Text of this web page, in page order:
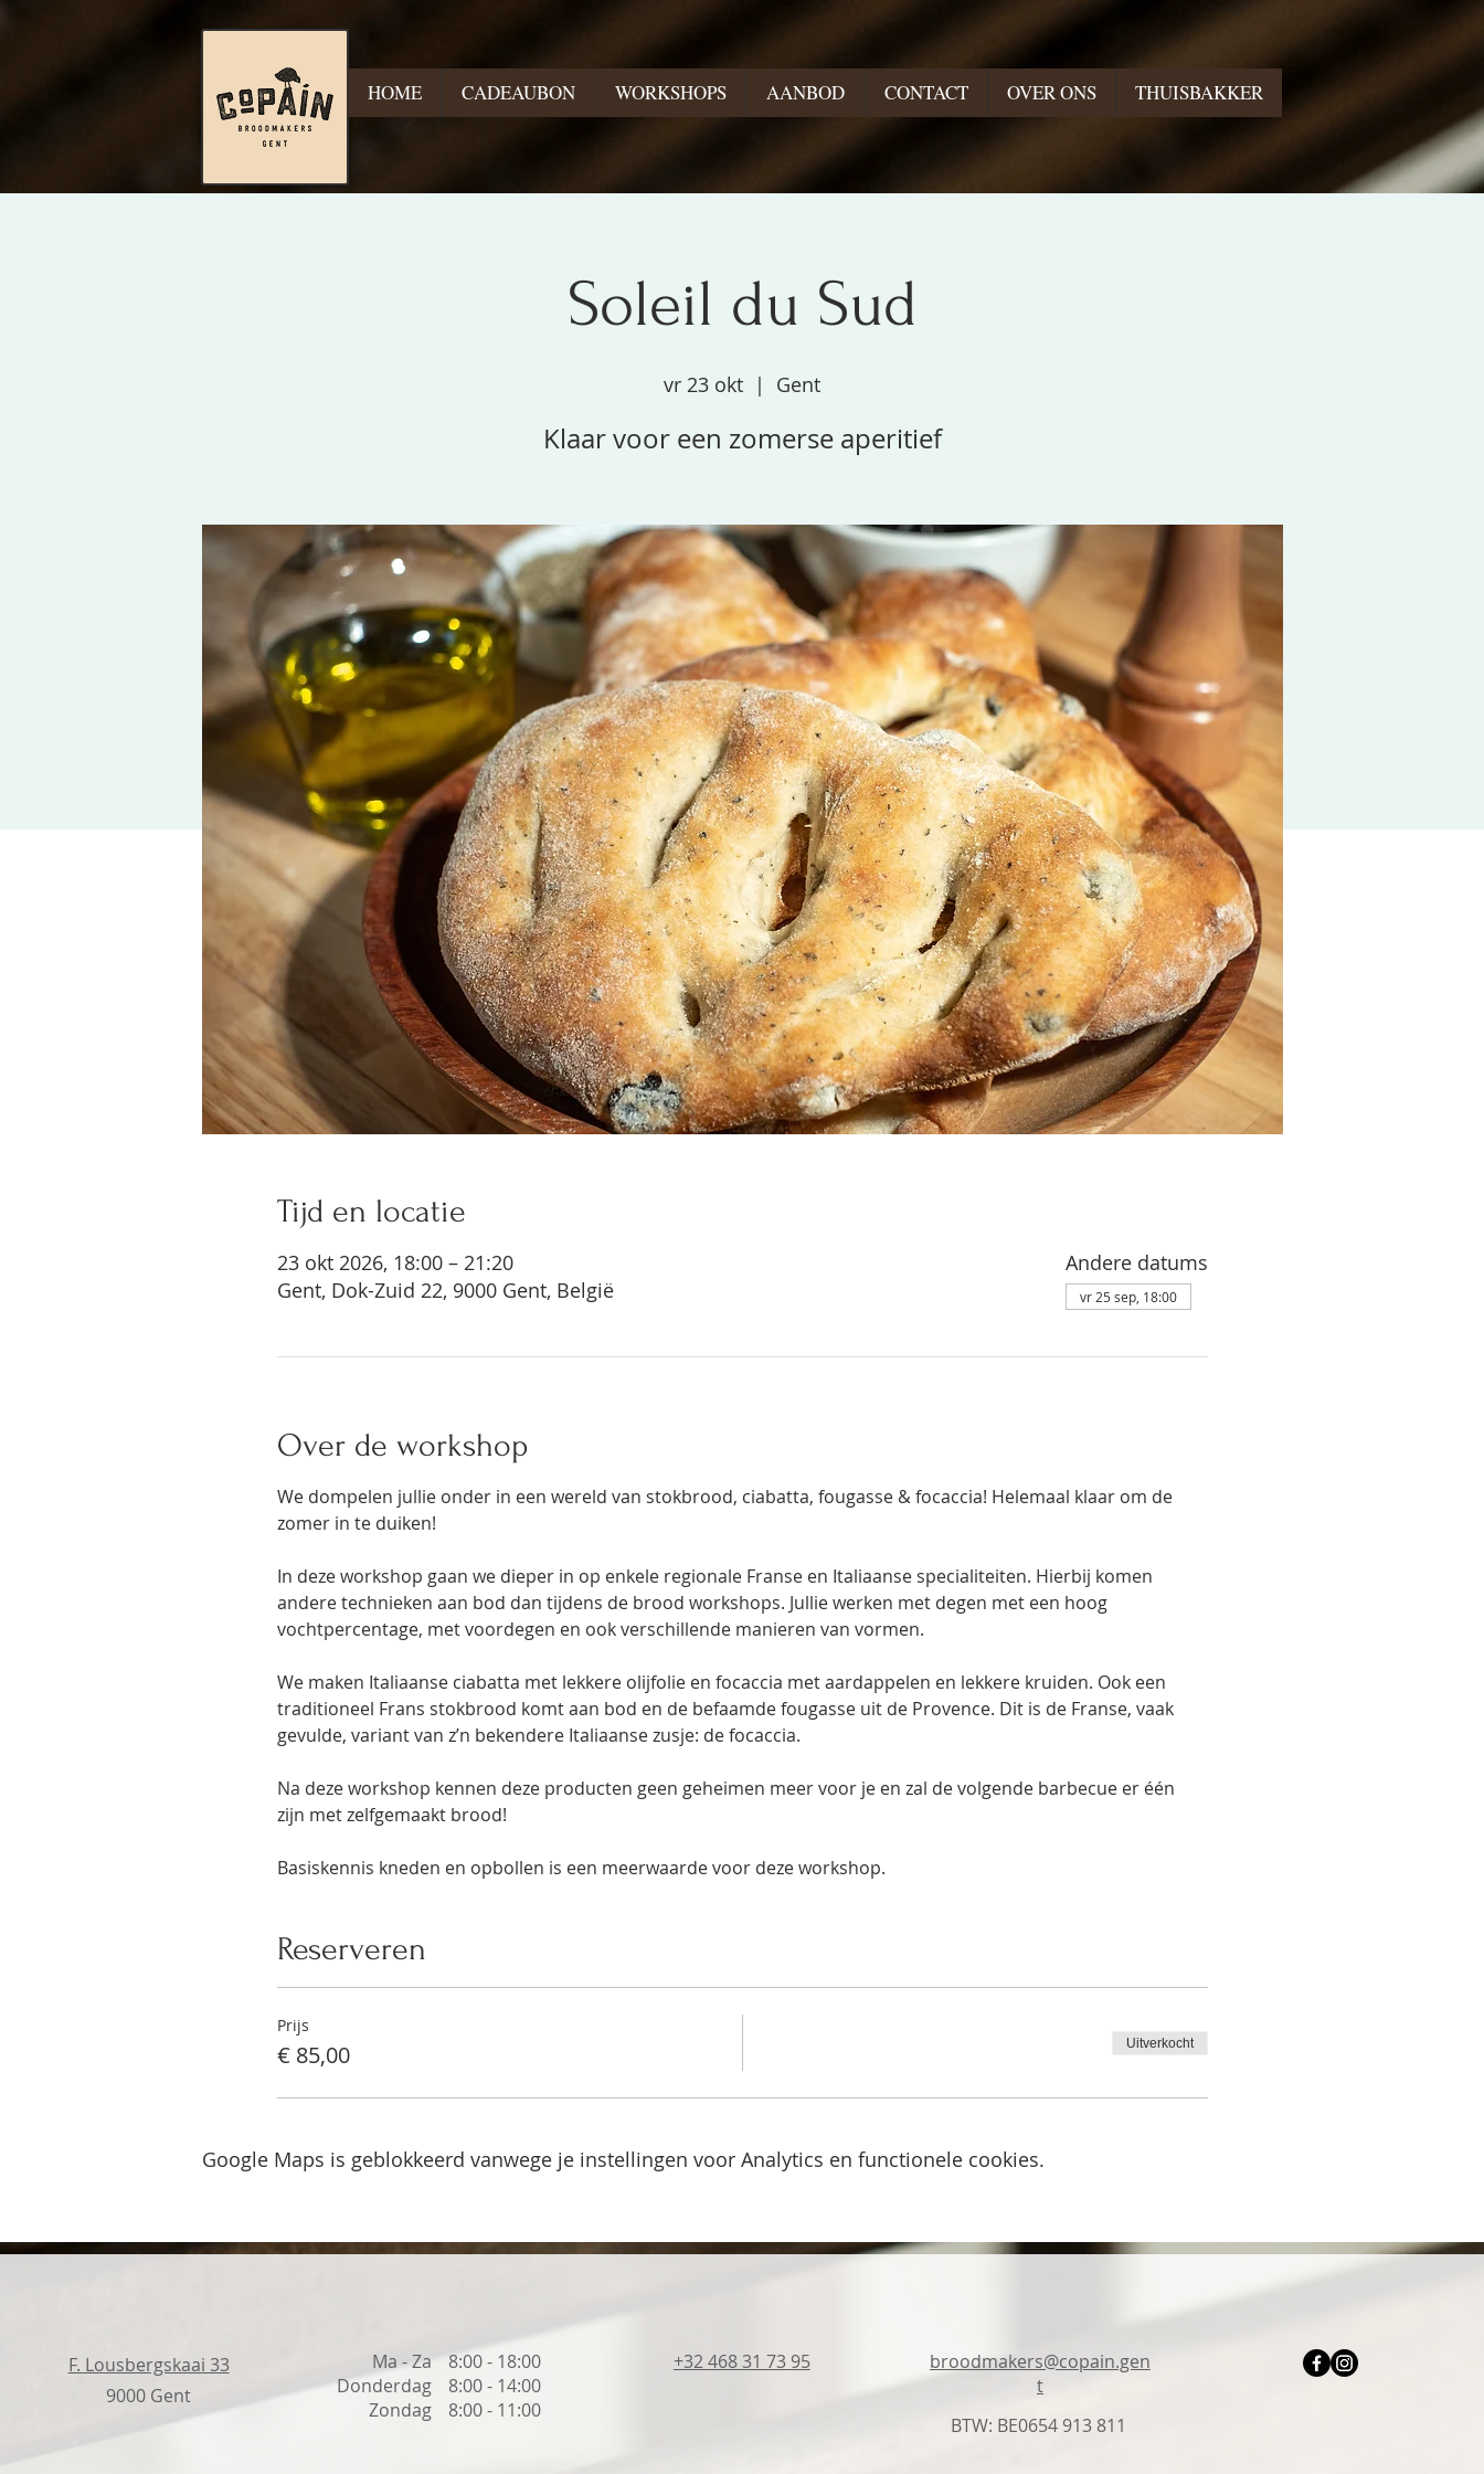
HOME CADEAUBON WORKSHOPS AANBOD CONTACT OVER ONS THUISBAKKER
Soleil du Sud
vr 23 okt
  |
Gent
Klaar voor een zomerse aperitief
Tijd en locatie
23 okt 2026, 18:00 – 21:20
Gent, Dok-Zuid 22, 9000 Gent, België
Andere datums
vr 25 sep, 18:00
Over de workshop
We dompelen jullie onder in een wereld van stokbrood, ciabatta, fougasse & focaccia! Helemaal klaar om de
zomer in te duiken!
In deze workshop gaan we dieper in op enkele regionale Franse en Italiaanse specialiteiten. Hierbij komen
andere technieken aan bod dan tijdens de brood workshops. Jullie werken met degen met een hoog
vochtpercentage, met voordegen en ook verschillende manieren van vormen.
We maken Italiaanse ciabatta met lekkere olijfolie en focaccia met aardappelen en lekkere kruiden. Ook een
traditioneel Frans stokbrood komt aan bod en de befaamde fougasse uit de Provence. Dit is de Franse, vaak
gevulde, variant van z’n bekendere Italiaanse zusje: de focaccia.
Na deze workshop kennen deze producten geen geheimen meer voor je en zal de volgende barbecue er één
zijn met zelfgemaakt brood!
Basiskennis kneden en opbollen is een meerwaarde voor deze workshop.
Reserveren
Prijs
€ 85,00 Uitverkocht
Google Maps is geblokkeerd vanwege je instellingen voor Analytics en functionele cookies.
F. Lousbergskaai 33
9000 Gent
Ma - Za
Donderdag
Zondag
8:00 - 18:00
8:00 - 14:00
8:00 - 11:00
+32 468 31 73 95
broodmakers@copain.gen
t
BTW: BE0654 913 811